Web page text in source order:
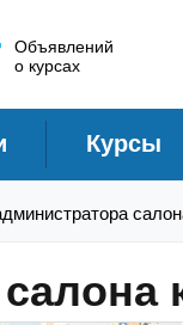
Объявлений
о курсах
Курсы